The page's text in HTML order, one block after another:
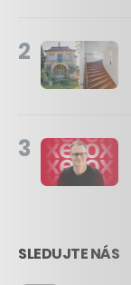
2
3
SLEDUJTE NÁS